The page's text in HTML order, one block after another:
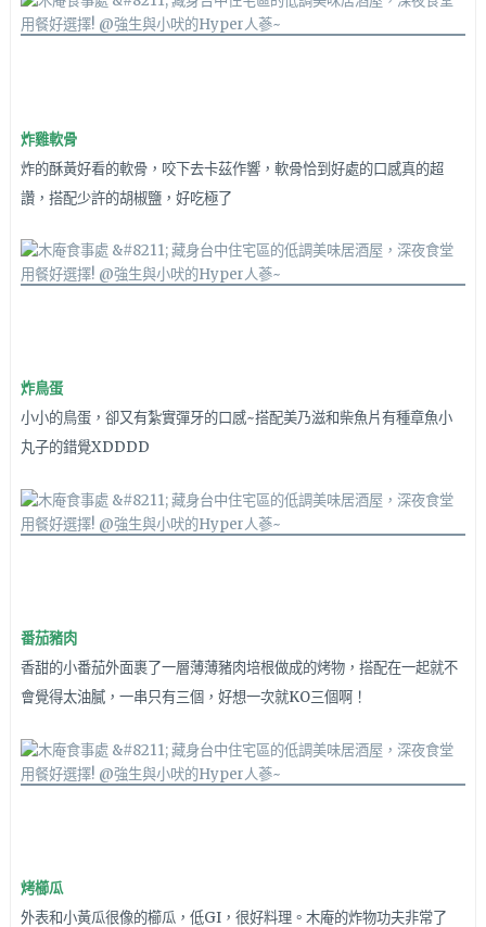
炸雞軟骨
炸的酥黃好看的軟骨，咬下去卡茲作響，軟骨恰到好處的口感真的超
讚，搭配少許的胡椒鹽，好吃極了
炸鳥蛋
小小的鳥蛋，卻又有紮實彈牙的口感~搭配美乃滋和柴魚片有種章魚小
丸子的錯覺XDDDD
番茄豬肉
香甜的小番茄外面裹了一層薄薄豬肉培根做成的烤物，搭配在一起就不
會覺得太油膩，一串只有三個，好想一次就KO三個啊！
烤櫛瓜
外表和小黃瓜很像的櫛瓜，低GI，很好料理。木庵的炸物功夫非常了